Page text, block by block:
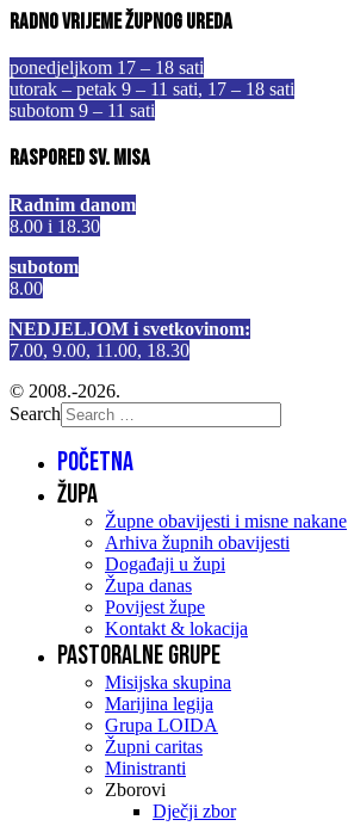
Radno vrijeme župnog ureda
ponedjeljkom 17 – 18 sati
utorak – petak 9 – 11 sati, 17 – 18 sati
subotom 9 – 11 sati
Raspored sv. misa
Radnim danom
8.00 i 18.30
subotom
8.00
NEDJELJOM i svetkovinom:
7.00, 9.00, 11.00, 18.30
© 2008.-2026.
Search
Početna
Župa
Župne obavijesti i misne nakane
Arhiva župnih obavijesti
Događaji u župi
Župa danas
Povijest župe
Kontakt & lokacija
Pastoralne grupe
Misijska skupina
Marijina legija
Grupa LOIDA
Župni caritas
Ministranti
Zborovi
Dječji zbor